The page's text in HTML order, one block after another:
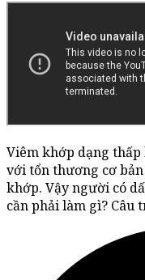
Viêm khớp dạng
với tổn thương cơ
khớp. Vậy người có
cần phải làm gì? Câu